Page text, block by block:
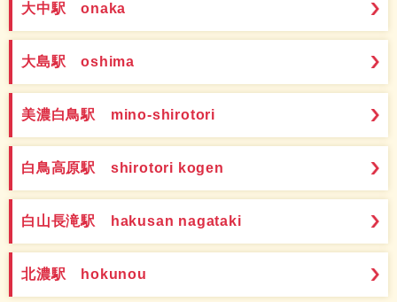
大中駅 onaka
大島駅 oshima
美濃白鳥駅 mino-shirotori
白鳥高原駅 shirotori kogen
白山長滝駅 hakusan nagataki
北濃駅 hokunou